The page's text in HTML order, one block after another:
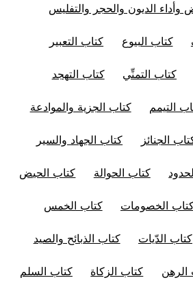
وأداء الديون والحجر والتفليس
كتاب البيوع كتاب التعبير
كتاب التمنِّي كتاب التهجد
التيمم كتاب الجزية والموادعة
الجنائز كتاب الجهاد والسير
كتاب الحوالة كتاب الحيض
الخصومات كتاب الخمس
كتاب الدّيات كتاب الذبائح والصيد
الرهن كتاب الزكاة كتاب السلم